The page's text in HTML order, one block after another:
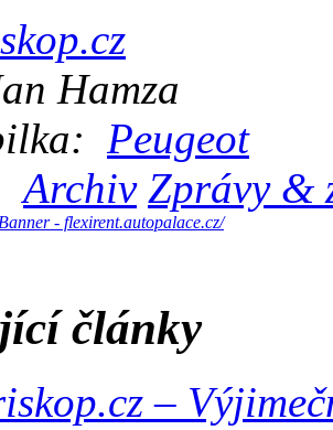
Hamza
Peugeot
Archiv Zprávy &
články